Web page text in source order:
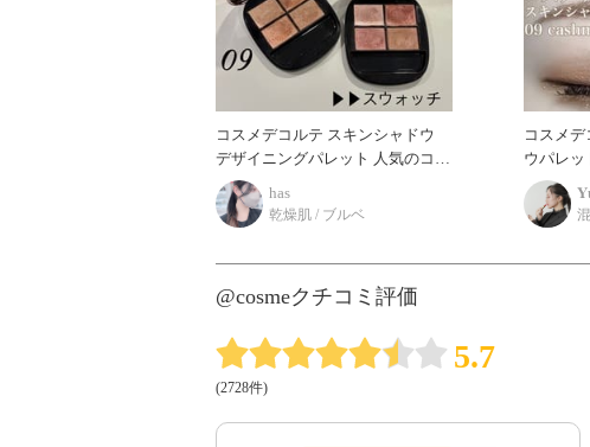
コスメデコルテ スキンシャドウ
デザイニングパレット 人気のコス
メデコルテのアイパレットから 今
っぽい抜け感、透明感を作れるア
イシャドウ2色
has
乾燥肌 / ブルベ
コスメ
ウパレット新色 肌
にある
構成。
美しく見
@cosmeクチコミ評価
5.7
(2728件)